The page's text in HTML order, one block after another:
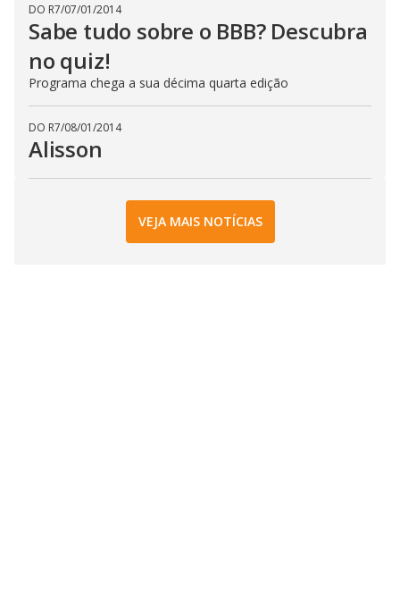
DO R7/07/01/2014
Sabe tudo sobre o BBB? Descubra
no quiz!
Programa chega a sua décima quarta edição
DO R7/08/01/2014
Alisson
VEJA MAIS NOTÍCIAS